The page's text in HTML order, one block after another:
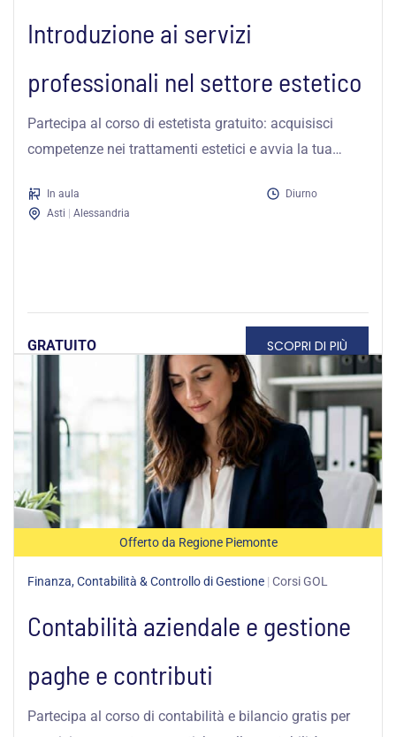
Introduzione ai servizi
professionali nel settore estetico
Partecipa al corso di estetista gratuito: acquisisci
competenze nei trattamenti estetici e avvia la tua
In aula
Diurno
Asti | Alessandria
GRATUITO SCOPRI DI PIÙ
Offerto da Regione Piemonte
Finanza, Contabilità & Controllo di Gestione | Corsi GOL
Contabilità aziendale e gestione
paghe e contributi
Partecipa al corso di contabilità e bilancio gratis per